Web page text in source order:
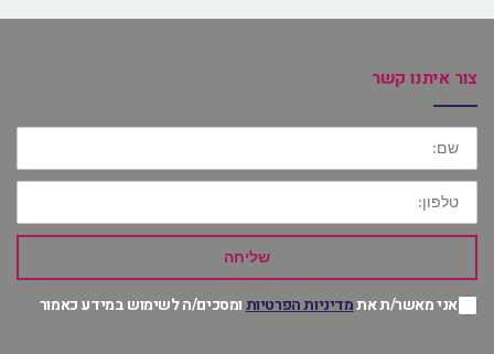
צור איתנו קשר
שם:
טלפון:
שליחה
אני מאשר/ת אתמדיניות הפרטיותומסכים/ה לשימוש במידע כאמור